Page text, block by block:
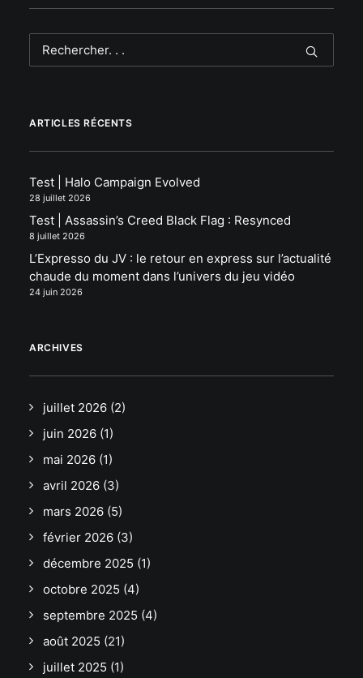
ARTICLES RÉCENTS
Test | Halo Campaign Evolved
28 juillet 2026
Test | Assassin’s Creed Black Flag : Resynced
8 juillet 2026
L’Expresso du JV : le retour en express sur l’actualité
chaude du moment dans l’univers du jeu vidéo
24 juin 2026
ARCHIVES
juillet 2026 (2)
juin 2026 (1)
mai 2026 (1)
avril 2026 (3)
mars 2026 (5)
février 2026 (3)
décembre 2025 (1)
octobre 2025 (4)
septembre 2025 (4)
août 2025 (21)
juillet 2025 (1)